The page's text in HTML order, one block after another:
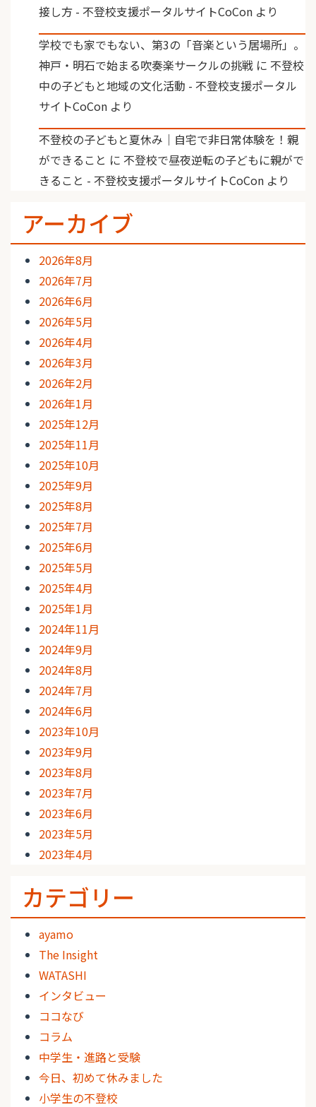
接し方 - 不登校支援ポータルサイトCoCon より
学校でも家でもない、第3の「音楽という居場所」。
神戸・明石で始まる吹奏楽サークルの挑戦 に 不登校
中の子どもと地域の文化活動 - 不登校支援ポータル
サイトCoCon より
不登校の子どもと夏休み｜自宅で非日常体験を！親
ができること に 不登校で昼夜逆転の子どもに親がで
きること - 不登校支援ポータルサイトCoCon より
アーカイブ
2026年8月
2026年7月
2026年6月
2026年5月
2026年4月
2026年3月
2026年2月
2026年1月
2025年12月
2025年11月
2025年10月
2025年9月
2025年8月
2025年7月
2025年6月
2025年5月
2025年4月
2025年1月
2024年11月
2024年9月
2024年8月
2024年7月
2024年6月
2023年10月
2023年9月
2023年8月
2023年7月
2023年6月
2023年5月
2023年4月
カテゴリー
ayamo
The Insight
WATASHI
インタビュー
ココなび
コラム
中学生・進路と受験
今日、初めて休みました
小学生の不登校